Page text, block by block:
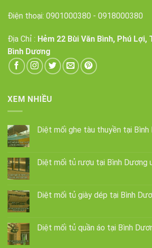
Điện thoại: 0901000380 - 0918000380
Địa Chỉ : Hẻm 22 Bùi Văn Bình, Phú Lợi,
Bình Dương
XEM NHIỀU
Diệt mối ghe tàu thuyền tại
Diệt mối tủ rượu tại Bình Dương
Diệt mối tủ giày dép tại Bình
Diệt mối tủ quần áo tại Bình